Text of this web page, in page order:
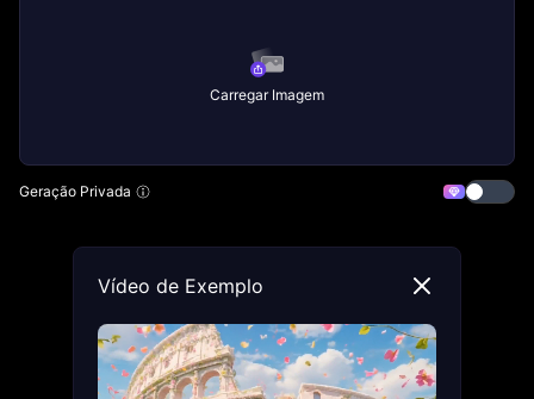
Carregar Imagem
Geração Privada
Vídeo de Exemplo